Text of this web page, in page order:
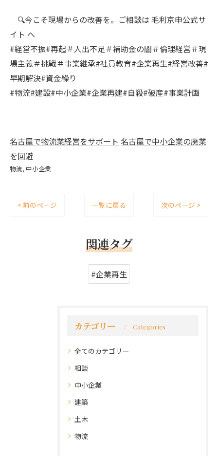
🔍今こそ現場からの改善を。ご相談は 毛利京申公式サ
イト へ
#経営不振#再起＃人出不足＃補助金の闇＃倫理経営＃現
場主義＃挑戦＃事業継承#社員教育#企業再生#経営改善#
早期解決#資金繰り
#物流#建設#中小企業#企業再建#自殺#破産#事業計画
名古屋で物流業経営をサポート 名古屋で中小企業の廃業
を回避
物流 中小企業
< 前のページ 一覧に戻る 次のページ >
関連タグ
#企業再生
カテゴリー Categories
全てのカテゴリー
相談
中小企業
建築
土木
物流